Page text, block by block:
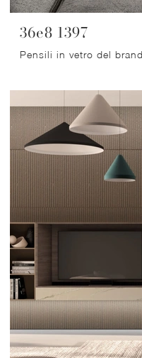
36e8 1397